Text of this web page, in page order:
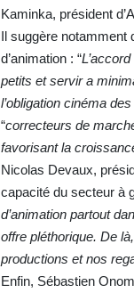
Kaminka, président
Il suggère notamment
d’animation : “
petits et servir a
l’obligation cinéma
“correcteurs de
favorisant la
Nicolas Devaux,
capacité du secteur à
d’animation partout
offre pléthorique. De
productions et nos
Enfin, Sébastien